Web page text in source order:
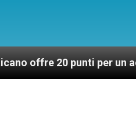
punti per un accesso